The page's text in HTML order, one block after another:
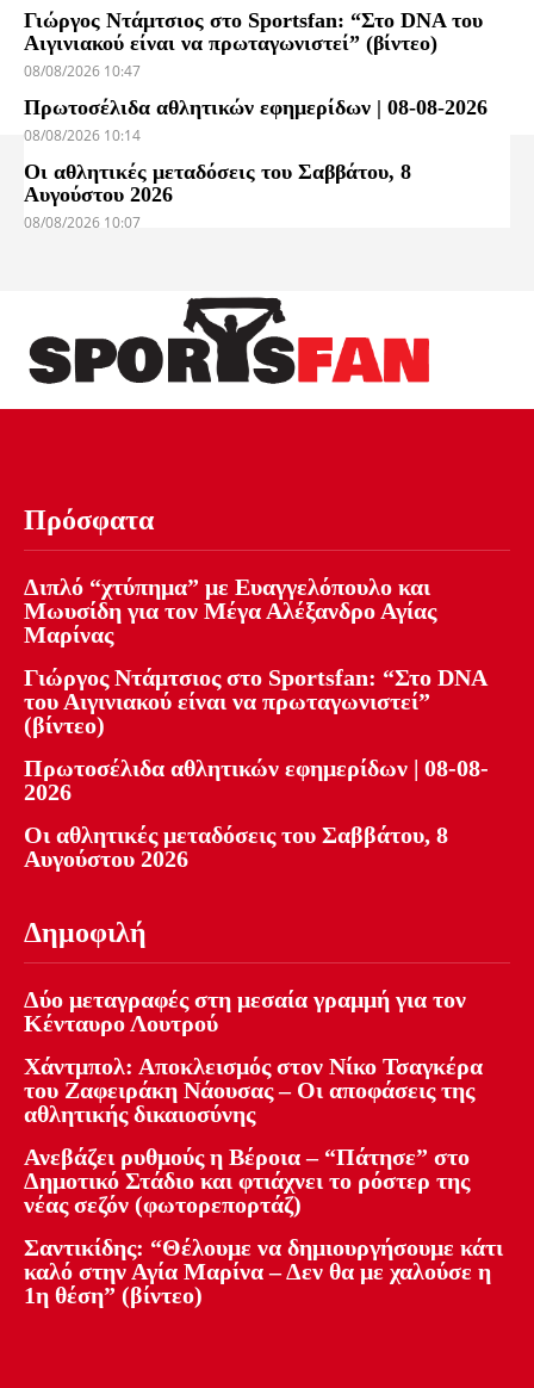
Γιώργος Ντάμτσιος στο Sportsfan: “Στο DNA του
Αιγινιακού είναι να πρωταγωνιστεί” (βίντεο)
08/08/2026 10:47
Πρωτοσέλιδα αθλητικών εφημερίδων | 08-08-2026
08/08/2026 10:14
Οι αθλητικές μεταδόσεις του Σαββάτου, 8
Αυγούστου 2026
08/08/2026 10:07
Πρόσφατα
Διπλό “χτύπημα” με Ευαγγελόπουλο και
Μωυσίδη για τον Μέγα Αλέξανδρο Αγίας
Μαρίνας
Γιώργος Ντάμτσιος στο Sportsfan: “Στο DNA
του Αιγινιακού είναι να πρωταγωνιστεί”
(βίντεο)
Πρωτοσέλιδα αθλητικών εφημερίδων | 08-08-
2026
Οι αθλητικές μεταδόσεις του Σαββάτου, 8
Αυγούστου 2026
Δημοφιλή
Δύο μεταγραφές στη μεσαία γραμμή για τον
Κένταυρο Λουτρού
Χάντμπολ: Αποκλεισμός στον Νίκο Τσαγκέρα
του Ζαφειράκη Νάουσας – Οι αποφάσεις της
αθλητικής δικαιοσύνης
Ανεβάζει ρυθμούς η Βέροια – “Πάτησε” στο
Δημοτικό Στάδιο και φτιάχνει το ρόστερ της
νέας σεζόν (φωτορεπορτάζ)
Σαντικίδης: “Θέλουμε να δημιουργήσουμε κάτι
καλό στην Αγία Μαρίνα – Δεν θα με χαλούσε η
1η θέση” (βίντεο)